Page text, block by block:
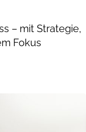
– mit Strategie,
Fokus